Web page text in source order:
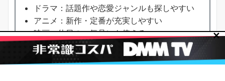
ドラマ：話題作や恋愛ジャンルも探しやすい
アニメ：新作・定番が充実しやすい
映画：休日の一気見にも使える
✕